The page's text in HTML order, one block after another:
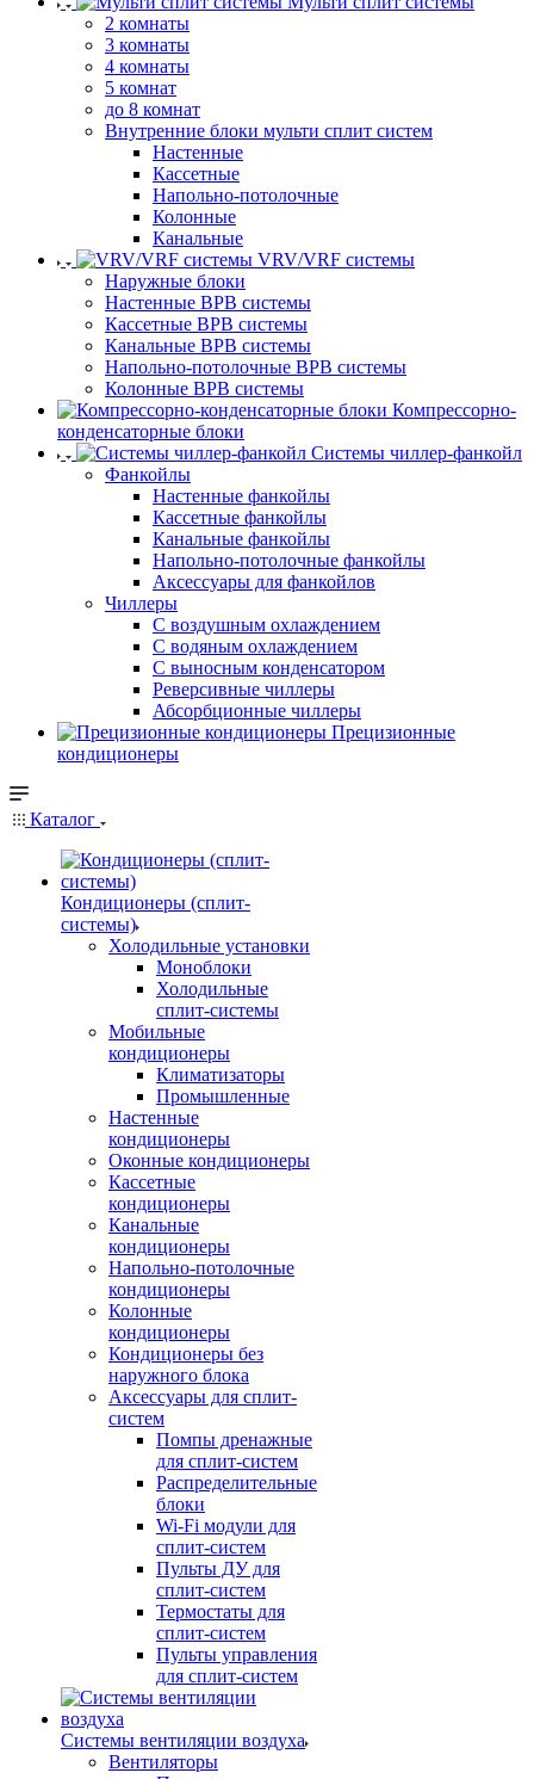
2 комнаты
3 комнаты
4 комнаты
5 комнат
до 8 комнат
Внутренние блоки мульти сплит систем
Настенные
Кассетные
Напольно-потолочные
Колонные
Канальные
VRV/VRF системы
Наружные блоки
Настенные ВРВ системы
Кассетные ВРВ системы
Канальные ВРВ системы
Напольно-потолочные ВРВ системы
Колонные ВРВ системы
Компрессорно-
конденсаторные блоки
Системы чиллер-фанкойл
Фанкойлы
Настенные фанкойлы
Кассетные фанкойлы
Канальные фанкойлы
Напольно-потолочные фанкойлы
Аксессуары для фанкойлов
Чиллеры
С воздушным охлаждением
С водяным охлаждением
С выносным конденсатором
Реверсивные чиллеры
Абсорбционные чиллеры
Прецизионные
кондиционеры
Каталог
Кондиционеры (сплит-
системы)
Холодильные установки
Моноблоки
Холодильные
сплит-системы
Мобильные
кондиционеры
Климатизаторы
Промышленные
Настенные
кондиционеры
Оконные кондиционеры
Кассетные
кондиционеры
Канальные
кондиционеры
Напольно-потолочные
кондиционеры
Колонные
кондиционеры
Кондиционеры без
наружного блока
Аксессуары для сплит-
систем
Помпы дренажные
для сплит-систем
Распределительные
блоки
Wi-Fi модули для
сплит-систем
Пульты ДУ для
сплит-систем
Термостаты для
сплит-систем
Пульты управления
для сплит-систем
Системы вентиляции воздуха
Вентиляторы